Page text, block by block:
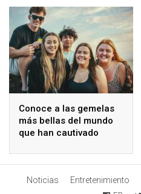
Conoce a las gemelas
más bellas del mundo
que han cautivado
Noticias Entretenimiento